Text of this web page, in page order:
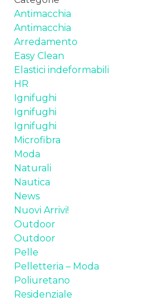
Antimacchia
Antimacchia
Arredamento
Easy Clean
Elastici indeformabili
HR
Ignifughi
Ignifughi
Ignifughi
Microfibra
Moda
Naturali
Nautica
News
Nuovi Arrivi!
Outdoor
Outdoor
Pelle
Pelletteria – Moda
Poliuretano
Residenziale